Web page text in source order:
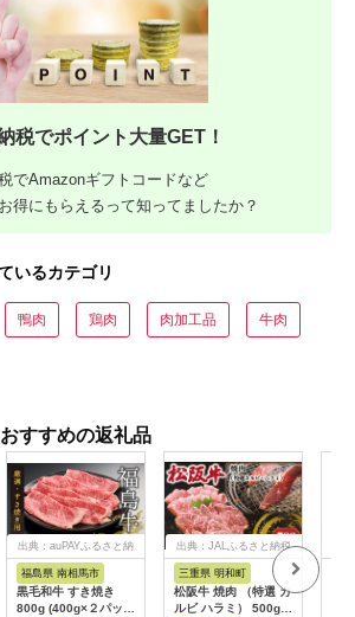
税でポイント大量GET！
でAmazonギフトコードなど
得にもらえるって知ってましたか？
いるカテゴリ
鴨肉 鶏肉 肉加工品 牛肉
すすめの返礼品
出典：auPAYふるさと納
福島県 南相馬市
黒毛和牛 すき焼き
800g (400g×２パッ
出典：JALふるさと納税
三重県 明和町
松阪牛 焼肉 （特選 カ
ルビ ハラミ） 500g